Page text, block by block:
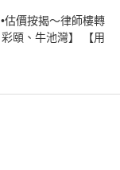
估價按揭～律師樓轉
彩頤、牛池灣】 【用